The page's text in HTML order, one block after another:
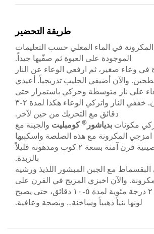
طريقة التحضير
في الماء المغلي حسب التعليمات
الموجودة على العبوة ثم صفّيها جيداً.
في وعاء صغير، ثم ارفعي الوعاء عن النار
والآن أضيفي الحليب تدريجياً. أعيدي
على نار متوسطة وحركي باستمرار حتى
الغليان. خففي النار واتركي الوعاء هكذا لمدة ٢-٣
دقائق مع التحريك من حين لآخر.
مكونات بدياشور ®كومبليت والجبنة مع
المكرونة مع هذه الصلصة واسكبيها
في صينية فرن آمنة بسعة ٢ كوب ومدهونة قليلاً
بالزبدة.
مع الجبن المبشور اللذيذ ورشيه
والآن اخبزي المزيج في الفرن على
حرارة ٢٠٠ درجة مئوية لمدة ٥-١٠ دقائق، حتى يصبح
لونها بنياً ذهبياً وساخنة… وبصحة وعافية.